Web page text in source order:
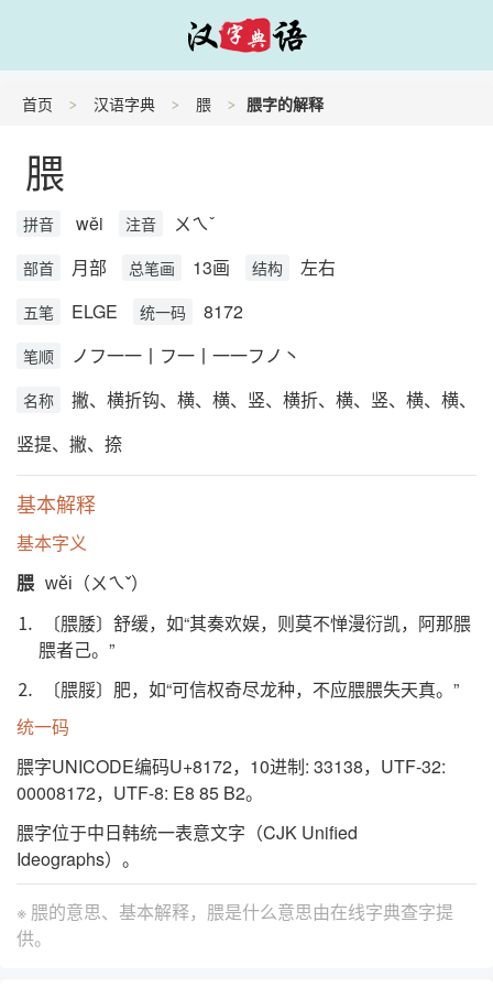
首页 汉语字典 腲 腲字的解释
腲
拼音 wěi 注音 ㄨㄟˇ
部首 月部 总笔画 13画 结构 左右
五笔 ELGE 统一码 8172
笔顺 ノフ一一丨フ一丨一一フノ丶
名称
撇、横折钩、横、横、竖、横折、横、竖、横、横、
竖提、撇、捺
基本解释
基本字义
腲 wěi（ㄨㄟˇ）
⒈ 〔腲腇〕舒缓，如“其奏欢娱，则莫不惮漫衍凯，阿那腲
腲者己。”
⒉ 〔腲脮〕肥，如“可信权奇尽龙种，不应腲腲失天真。”
统一码
腲字UNICODE编码U+8172，10进制: 33138，UTF-32:
00008172，UTF-8: E8 85 B2。
腲字位于中日韩统一表意文字（CJK Unified
Ideographs）。
※ 腲的意思、基本解释，腲是什么意思由在线字典查字提
供。